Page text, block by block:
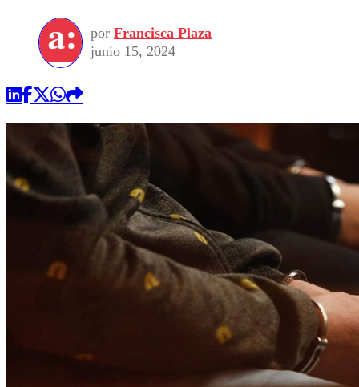
por Francisca Plaza
junio 15, 2024